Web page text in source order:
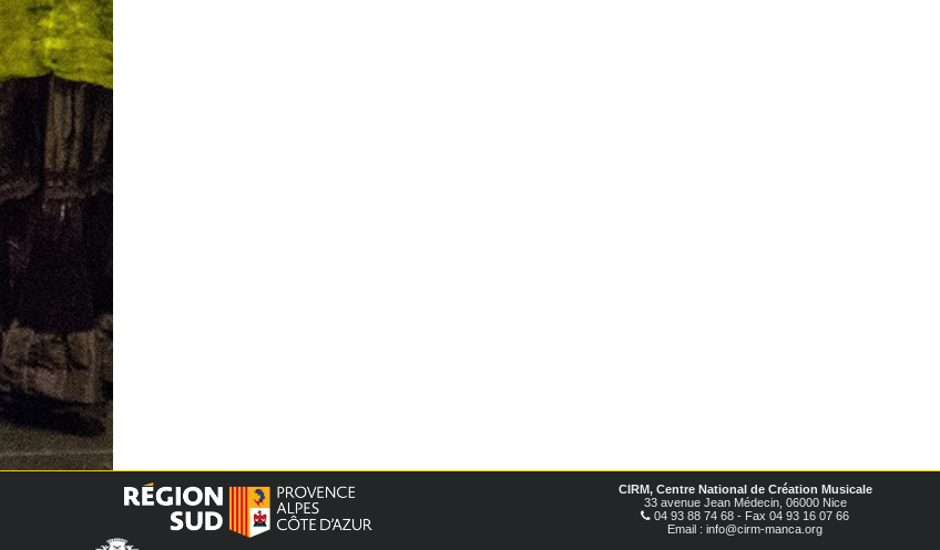
CIRM, Centre National de Création Musicale
33 avenue Jean Médecin, 06000 Nice
04 93 88 74 68 - Fax 04 93 16 07 66
Email : info@cirm-manca.org